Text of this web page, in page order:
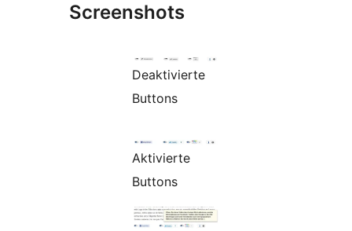
Screenshots
Deaktivierte
Buttons
Aktivierte
Buttons